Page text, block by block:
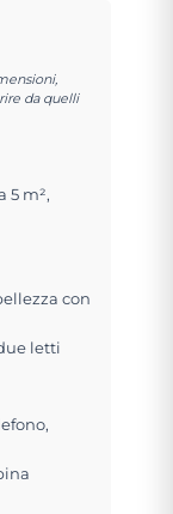
da quelli
5 m²,
con
letti